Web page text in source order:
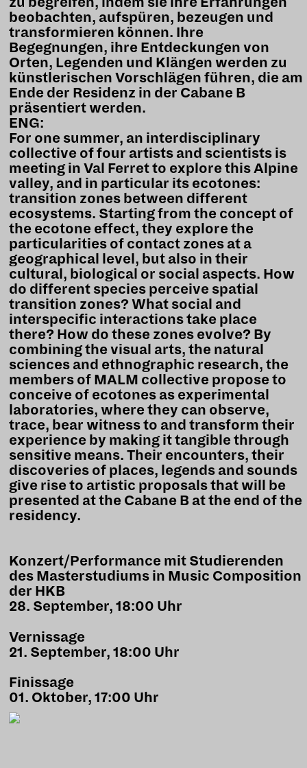
beobachten, aufspüren, bezeugen und
transformieren können. Ihre
Begegnungen, ihre Entdeckungen von
Orten, Legenden und Klängen werden zu
künstlerischen Vorschlägen führen, die am
Ende der Residenz in der Cabane B
präsentiert werden.
ENG:
For one summer, an interdisciplinary
collective of four artists and scientists is
meeting in Val Ferret to explore this Alpine
valley, and in particular its ecotones:
transition zones between different
ecosystems. Starting from the concept of
the ecotone effect, they explore the
particularities of contact zones at a
geographical level, but also in their
cultural, biological or social aspects. How
do different species perceive spatial
transition zones? What social and
interspecific interactions take place
there? How do these zones evolve? By
combining the visual arts, the natural
sciences and ethnographic research, the
members of MALM collective propose to
conceive of ecotones as experimental
laboratories, where they can observe,
trace, bear witness to and transform their
experience by making it tangible through
sensitive means. Their encounters, their
discoveries of places, legends and sounds
give rise to artistic proposals that will be
presented at the Cabane B at the end of the
residency.
Konzert/Performance mit Studierenden
des Masterstudiums in Music Composition
der HKB
28. September, 18:00 Uhr
Vernissage
21. September, 18:00 Uhr
Finissage
01. Oktober, 17:00 Uhr